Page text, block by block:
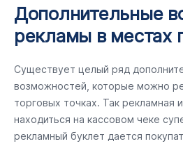
Дополнительные
рекламы в местах
Существует целый ряд
возможностей, которые можно
торговых точках. Так
находиться на кассовом чеке
рекламный буклет дается